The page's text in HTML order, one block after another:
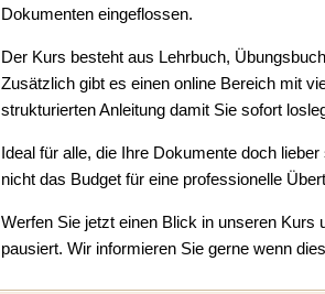
Dokumenten eingeflossen.
Der Kurs besteht aus Lehrbuch,
Zusätzlich gibt es einen online Bereich mit
strukturierten Anleitung damit Sie sofort
Ideal für alle, die Ihre Dokumente doch
nicht das Budget für eine professionelle
Werfen Sie jetzt einen Blick in unseren Kurs
pausiert. Wir informieren Sie gerne wenn